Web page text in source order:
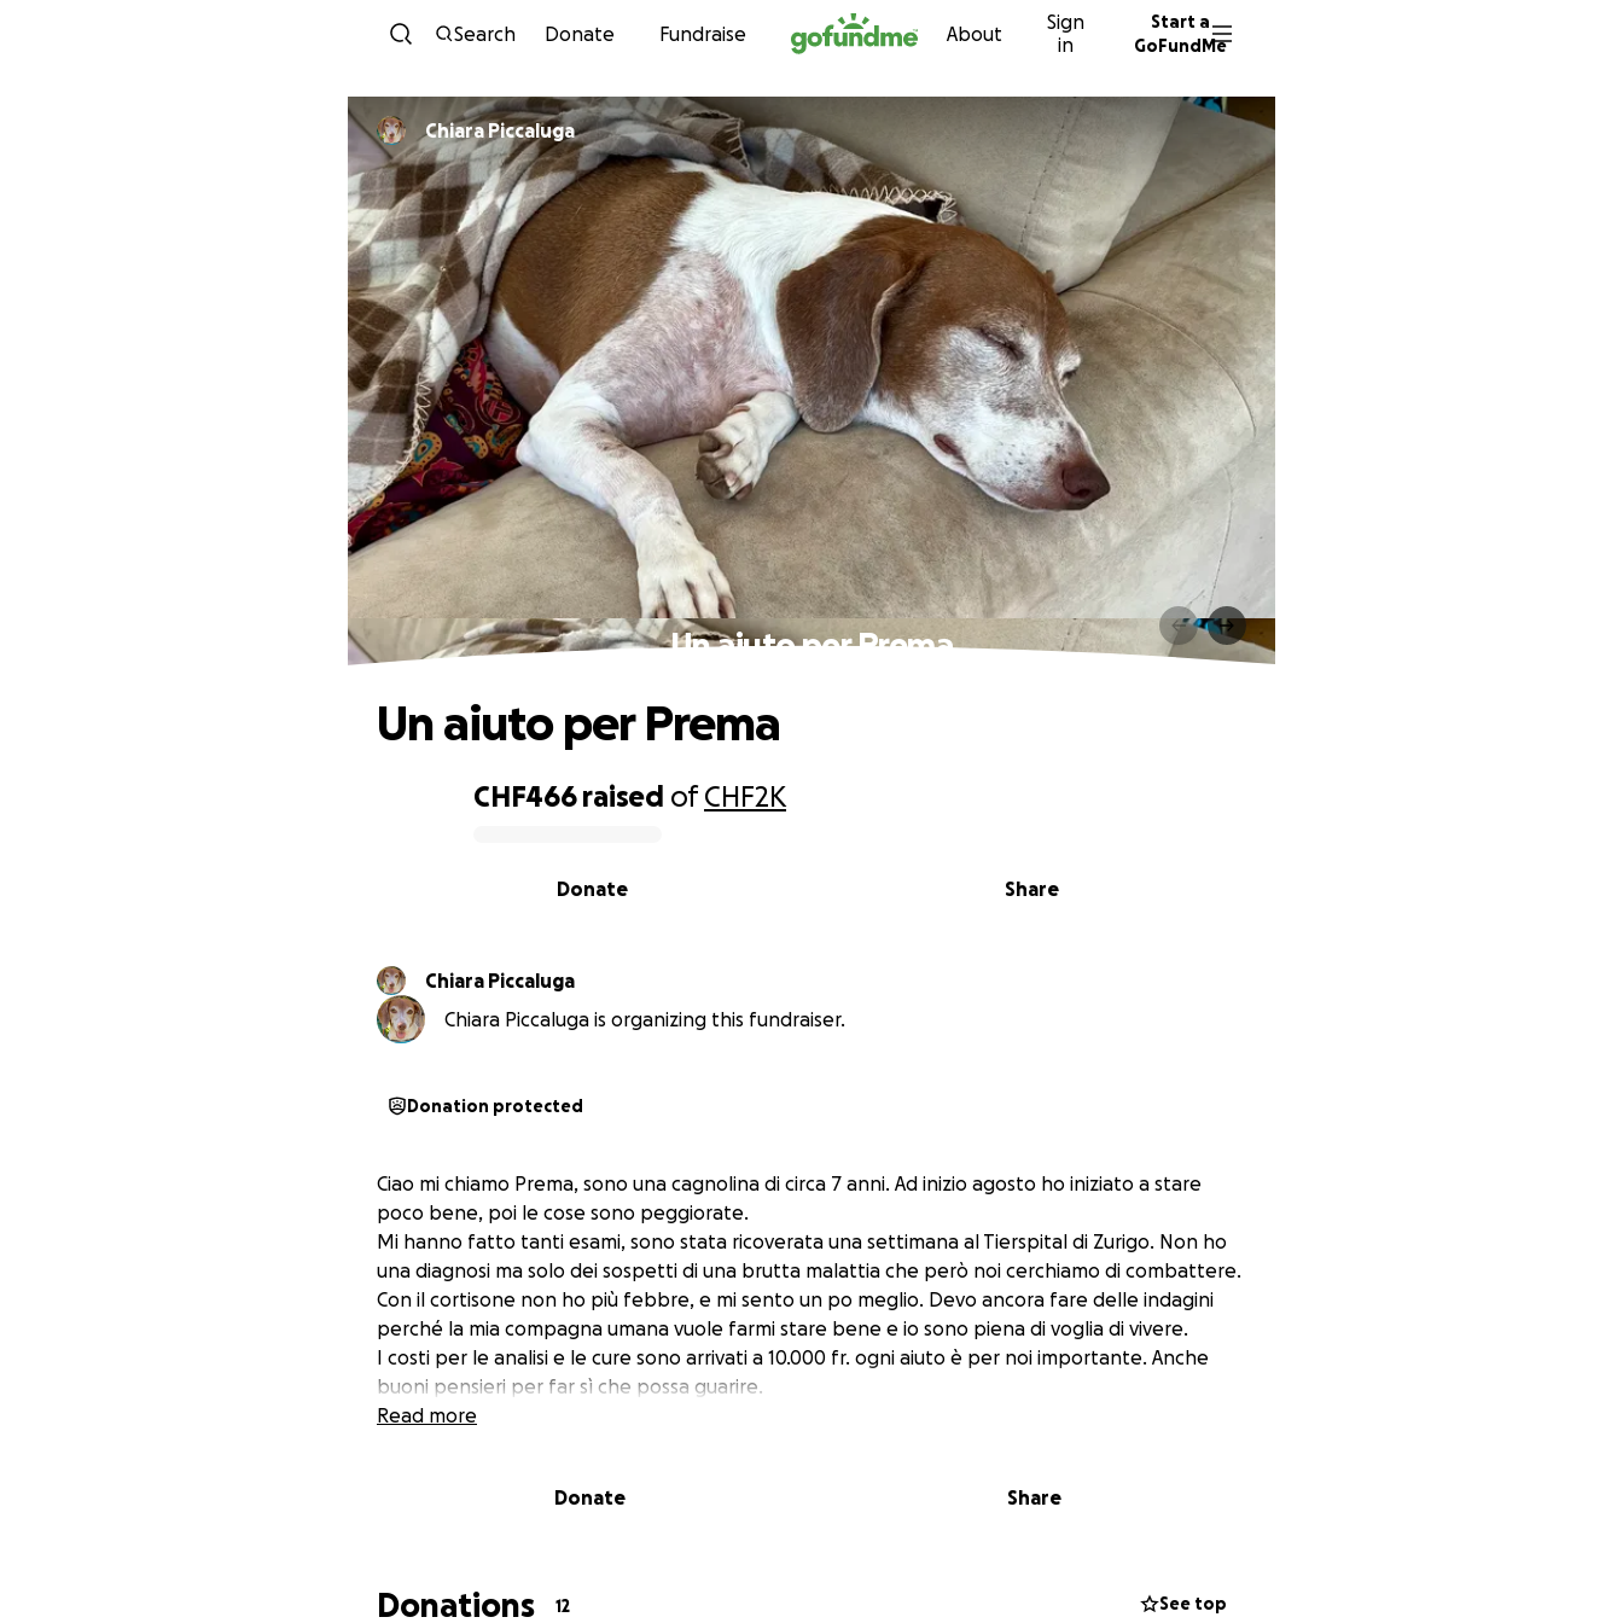
Skip to content
Search Donate Fundraise About
Sign
in
Start a
GoFundMe
Chiara Piccaluga
Un aiuto per Prema
CHF466 raised ofCHF2K
Share
Donate
Un aiuto per Prema
Chiara Piccaluga
Chiara Piccaluga is organizing this fundraiser.
Donation protected
Ciao mi chiamo Prema, sono una cagnolina di circa 7 anni. Ad inizio agosto ho iniziato a stare
poco bene, poi le cose sono peggiorate.
Mi hanno fatto tanti esami, sono stata ricoverata una settimana al Tierspital di Zurigo. Non ho
una diagnosi ma solo dei sospetti di una brutta malattia che però noi cerchiamo di combattere.
Con il cortisone non ho più febbre, e mi sento un po meglio. Devo ancora fare delle indagini
perché la mia compagna umana vuole farmi stare bene e io sono piena di voglia di vivere.
I costi per le analisi e le cure sono arrivati a 10.000 fr. ogni aiuto è per noi importante. Anche
buoni pensieri per far sì che possa guarire.
Read more
Donate Share
Donations 12 See top